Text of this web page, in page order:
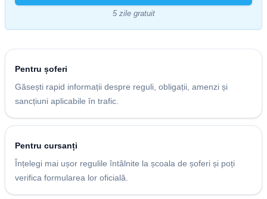
5 zile gratuit
Pentru șoferi
Găsești rapid informații despre reguli, obligații, amenzi și
sancțiuni aplicabile în trafic.
Pentru cursanți
Înțelegi mai ușor regulile întâlnite la școala de șoferi și poți
verifica formularea lor oficială.